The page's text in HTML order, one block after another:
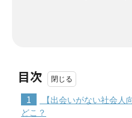
目次
1
【出会いがない社会人
どこ？